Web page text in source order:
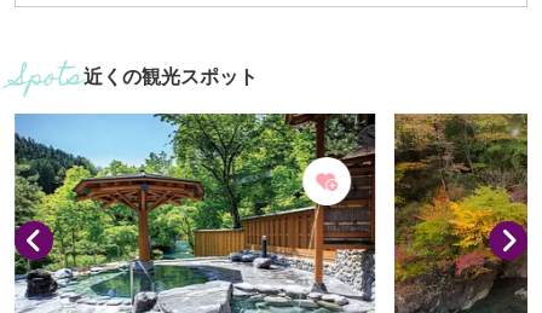
近くの観光スポット